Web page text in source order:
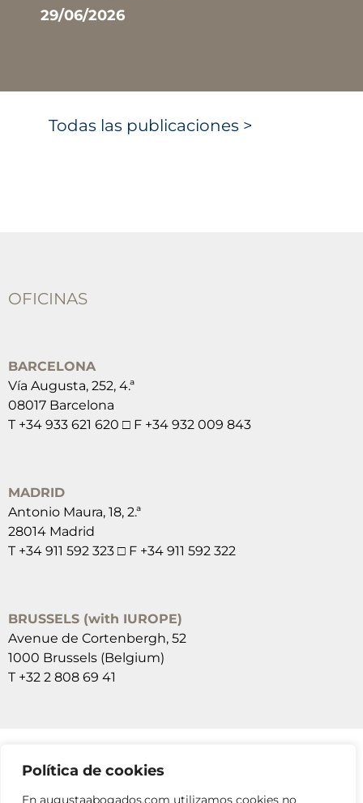
Política de cookies
En augustaabogados.com utilizamos cookies no
29/06/2026
Todas las publicaciones >
OFICINAS
BARCELONA
Vía Augusta, 252, 4.ª
08017 Barcelona
T +34 933 621 620 □ F +34 932 009 843
MADRID
Antonio Maura, 18, 2.ª
28014 Madrid
T +34 911 592 323 □ F +34 911 592 322
BRUSSELS (with IUROPE)
Avenue de Cortenbergh, 52
1000 Brussels (Belgium)
T +32 2 808 69 41
SUSCRÍBETE A NUESTRAS NEWSLETTERS